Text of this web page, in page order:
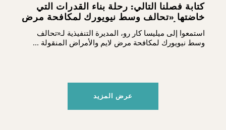
كتابة فصلنا التالي: رحلة بناء القدرات التي
خاضتها «تحالف وسط نيويورك لمكافحة مرض
لايم والأمراض المنقولة بالقراد»
استمعوا إلى ميليسا كار رو، المديرة التنفيذية لـ«تحالف
وسط نيويورك لمكافحة مرض لايم والأمراض المنقولة ...
عرض المزيد